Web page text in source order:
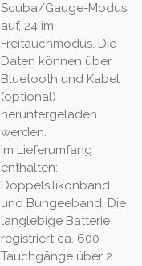
Scuba/Gauge-Modus
auf, 24 im
Freitauchmodus. Die
Daten können über
Bluetooth und Kabel
(optional)
heruntergeladen
werden.
Im Lieferumfang
enthalten:
Doppelsilikonband
und Bungeeband. Die
langlebige Batterie
registriert ca. 600
Tauchgänge über 2